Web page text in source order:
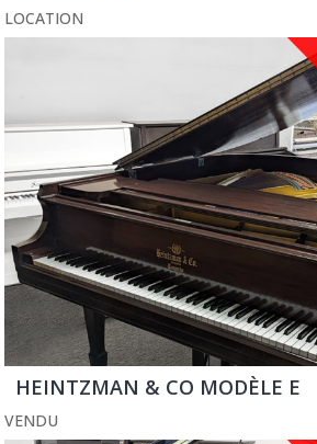
LOCATION
HEINTZMAN & CO MODÈLE E
VENDU